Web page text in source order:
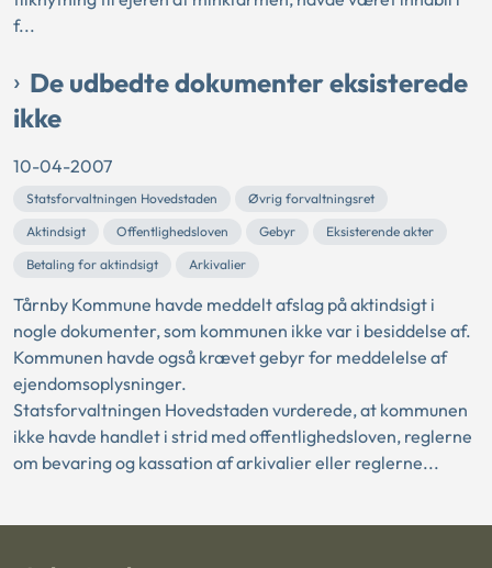
f...
De udbedte dokumenter eksisterede
ikke
10-04-2007
Statsforvaltningen Hovedstaden
Øvrig forvaltningsret
Aktindsigt
Offentlighedsloven Gebyr
Eksisterende akter
Betaling for aktindsigt
Arkivalier
Tårnby Kommune havde meddelt afslag på aktindsigt i
nogle dokumenter, som kommunen ikke var i besiddelse af.
Kommunen havde også krævet gebyr for meddelelse af
ejendomsoplysninger.
Statsforvaltningen Hovedstaden vurderede, at kommunen
ikke havde handlet i strid med offentlighedsloven, reglerne
om bevaring og kassation af arkivalier eller reglerne...